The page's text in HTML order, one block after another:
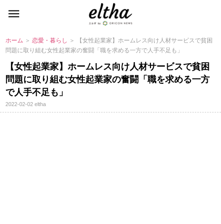
ホーム ＞恋愛・暮らし ＞ 【女性起業家】ホームレス向け人材サービスで貧困
問題に取り組む女性起業家の奮闘「職を求める一方で人手不足も」
【女性起業家】ホームレス向け人材サービスで貧困
問題に取り組む女性起業家の奮闘「職を求める一方
で人手不足も」
2022-02-02eltha